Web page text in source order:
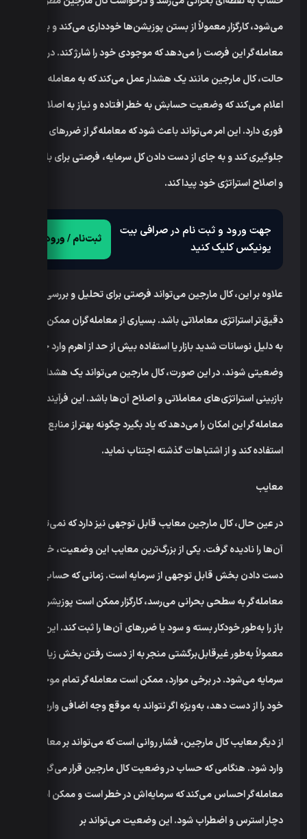
می‌شود، کارگزار معمولاً از بستن پوزیشن‌ها خودداری می‌کند و به
معامله‌گر این فرصت را می‌دهد که موجودی خود را شارژ کند. در این
حالت، کال مارجین مانند یک هشدار عمل می‌کند که به معامله‌گر
اعلام می‌کند که وضعیت حسابش به خطر افتاده و نیاز به اصلاح
فوری دارد. این امر می‌تواند باعث شود که معامله‌گر از ضررهای بیشتر
جلوگیری کند و به جای از دست دادن کل سرمایه، فرصتی برای بازبینی
و اصلاح استراتژی خود پیدا کند.
جهت ورود و ثبت نام در صرافی بیت
یونیکس کلیک کنید
ثبت‌نام / ورود
علاوه بر این، کال مارجین می‌تواند فرصتی برای تحلیل و بررسی
دقیق‌تر استراتژی معاملاتی باشد. بسیاری از معامله‌گران ممکن است
به دلیل نوسانات شدید بازار یا استفاده بیش از حد از اهرم وارد چنین
وضعیتی شوند. در این صورت، کال مارجین می‌تواند یک هشدار برای
بازبینی استراتژی‌های معاملاتی و اصلاح آن‌ها باشد. این فرآیند به
معامله‌گر این امکان را می‌دهد که یاد بگیرد چگونه بهتر از منابع خود
استفاده کند و از اشتباهات گذشته اجتناب نماید.
معایب
در عین حال، کال مارجین معایب قابل توجهی نیز دارد که نمی‌توان
آن‌ها را نادیده گرفت. یکی از بزرگ‌ترین معایب این وضعیت، خطر از
دست دادن بخش قابل توجهی از سرمایه است. زمانی که حساب
معامله‌گر به سطحی بحرانی می‌رسد، کارگزار ممکن است پوزیشن‌های
باز را به‌طور خودکار بسته و سود یا ضرر‌های آن‌ها را ثبت کند. این عمل
معمولاً به‌طور غیرقابل‌برگشتی منجر به از دست رفتن بخش زیادی از
سرمایه می‌شود. در برخی موارد، ممکن است معامله‌گر تمام موجودی
خود را از دست دهد، به‌ویژه اگر نتواند به موقع وجه اضافی واریز کند.
از دیگر معایب کال مارجین، فشار روانی است که می‌تواند بر معامله‌گر
وارد شود. هنگامی که حساب در وضعیت کال مارجین قرار می‌گیرد،
معامله‌گر احساس می‌کند که سرمایه‌اش در خطر است و ممکن است
دچار استرس و اضطراب شود. این وضعیت می‌تواند بر